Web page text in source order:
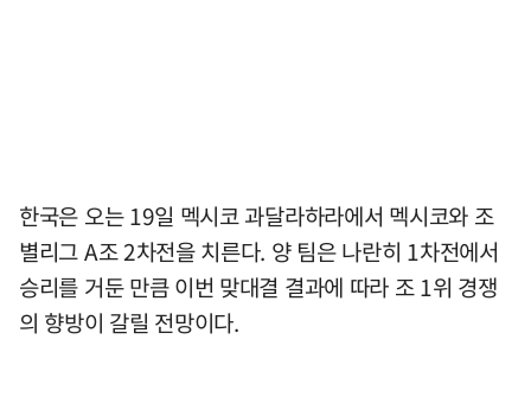
한국은 오는 19일 멕시코 과달라하라에서 멕시코와 조
별리그 A조 2차전을 치른다. 양 팀은 나란히 1차전에서
승리를 거둔 만큼 이번 맞대결 결과에 따라 조 1위 경쟁
의 향방이 갈릴 전망이다.